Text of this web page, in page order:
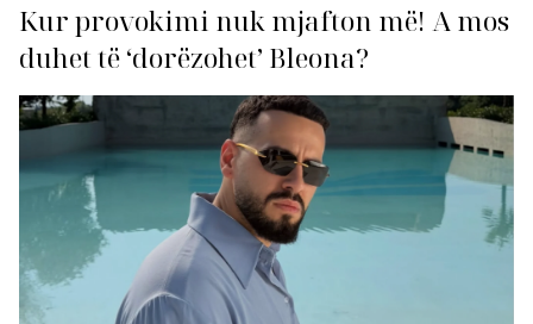
Kur provokimi nuk mjafton më! A mos
duhet të ‘dorëzohet’ Bleona?